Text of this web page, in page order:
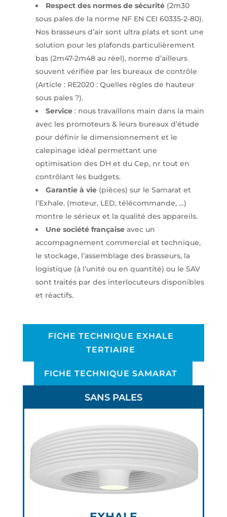
Respect des normes de sécurité(2m30
sous pales de la norme NF EN CEI 60335-2-80).
Nos brasseurs d’air sont ultra plats et sont une
solution pour les plafonds particulièrement
bas (2m47-2m48 au réel), norme d’ailleurs
souvent vérifiée par les bureaux de contrôle
(Article : RE2020 : Quelles règles de hauteur
sous pales ?).
Service: nous travaillons main dans la main
avec les promoteurs & leurs bureaux d’étude
pour définir le dimensionnement et le
calepinage idéal permettant une
optimisation des DH et du Cep, nr tout en
contrôlant les budgets.
Garantie à vie(pièces) sur le Samarat et
l’Exhale. (moteur, LED, télécommande, …)
montre le sérieux et la qualité des appareils.
Une société françaiseavec un
accompagnement commercial et technique,
le stockage, l’assemblage des brasseurs, la
logistique (à l’unité ou en quantité) ou le SAV
sont traités par des interlocuteurs disponibles
et réactifs.
FICHE TECHNIQUE EXHALE
TERTIAIRE
FICHE TECHNIQUE SAMARAT
SANS PALES